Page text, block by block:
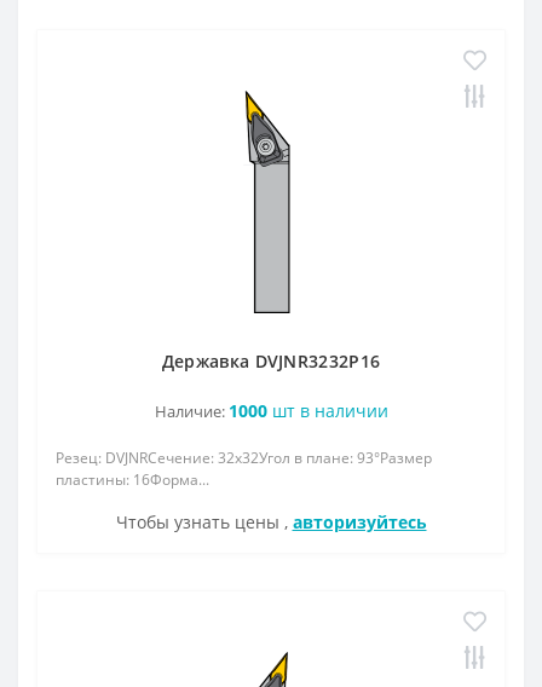
Державка DVJNR3232P16
Наличие: 1000шт в наличии
Резец: DVJNRСечение: 32x32Угол в плане: 93°Размер
пластины: 16Форма...
Чтобы узнать цены , авторизуйтесь